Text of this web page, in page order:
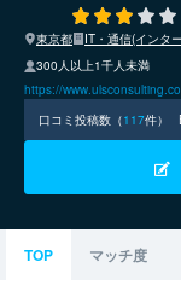
東京都
IT・通信(インタ
300人以上1千人未満
https://
口コミ投稿数（117件）
TOP マッチ度